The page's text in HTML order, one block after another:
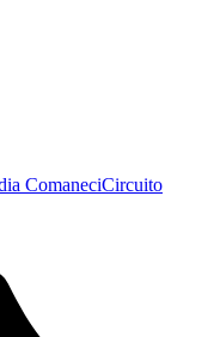
ComaneciCircuito